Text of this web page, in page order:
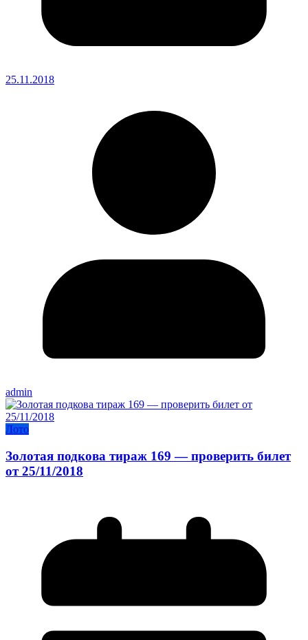
25.11.2018
admin
Лото
Золотая подкова тираж 169 — проверить билет
от 25/11/2018